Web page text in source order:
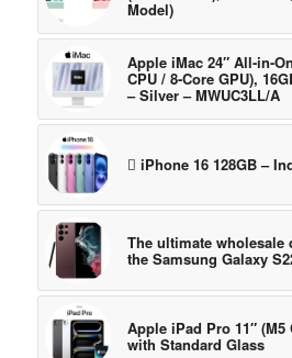
Model)
Apple iMac 24″ All-in-
CPU / 8-Core GPU),
– Silver – MWUC3LL/A
 iPhone 16 128GB –
The ultimate wholesale
the Samsung Galaxy
Apple iPad Pro 11″ (M5
with Standard Glass